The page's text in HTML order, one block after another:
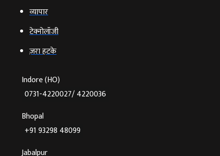
व्‍यापार
टेक्‍नोलॉजी
ज़रा हटके
Indore (HO)
0731-4220027/ 4220036
Bhopal
+91 93298 48099
Jabalpur